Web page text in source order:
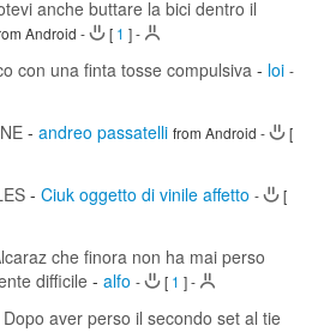
anche buttare la bici dentro il
Android - [ 1 ]-
con una finta tosse compulsiva - loi -
- andreo passatelli from Android -
[
- Ciuk oggetto di vinile affetto -
[
che finora non ha mai perso
difficile - alfo - [ 1 ]-
aver perso il secondo set al tie